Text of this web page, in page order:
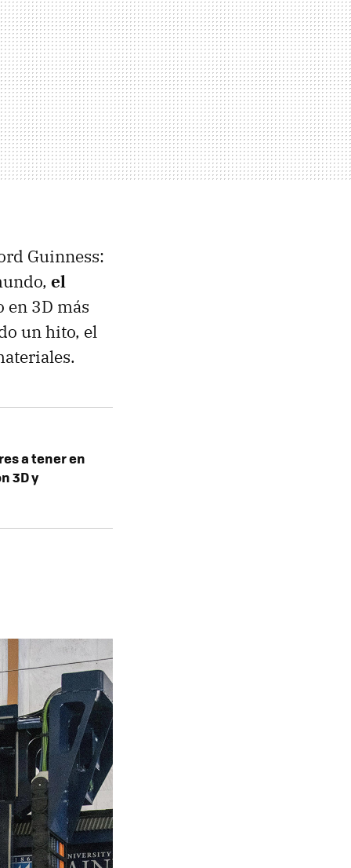
Guinness:
el
3D más
un hito, el
a tener en
3D y